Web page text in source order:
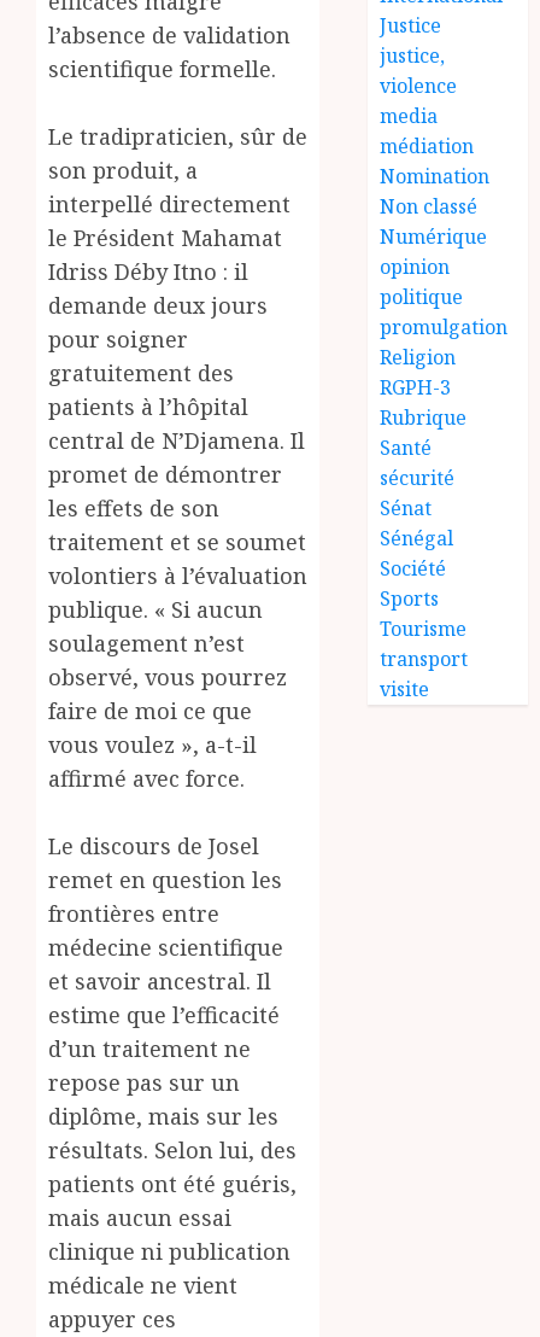
l’absence de validation
scientifique formelle.
Le tradipraticien, sûr de
son produit, a
interpellé directement
le Président Mahamat
Idriss Déby Itno : il
demande deux jours
pour soigner
gratuitement des
patients à l’hôpital
central de N’Djamena. Il
promet de démontrer
les effets de son
traitement et se soumet
volontiers à l’évaluation
publique. « Si aucun
soulagement n’est
observé, vous pourrez
faire de moi ce que
vous voulez », a-t-il
affirmé avec force.
Le discours de Josel
remet en question les
frontières entre
médecine scientifique
et savoir ancestral. Il
estime que l’efficacité
d’un traitement ne
repose pas sur un
diplôme, mais sur les
résultats. Selon lui, des
patients ont été guéris,
mais aucun essai
clinique ni publication
médicale ne vient
appuyer ces
Justice
justice,
violence
media
médiation
Nomination
Non classé
Numérique
opinion
politique
promulgation
Religion
RGPH-3
Rubrique
Santé
sécurité
Sénat
Sénégal
Société
Sports
Tourisme
transport
visite